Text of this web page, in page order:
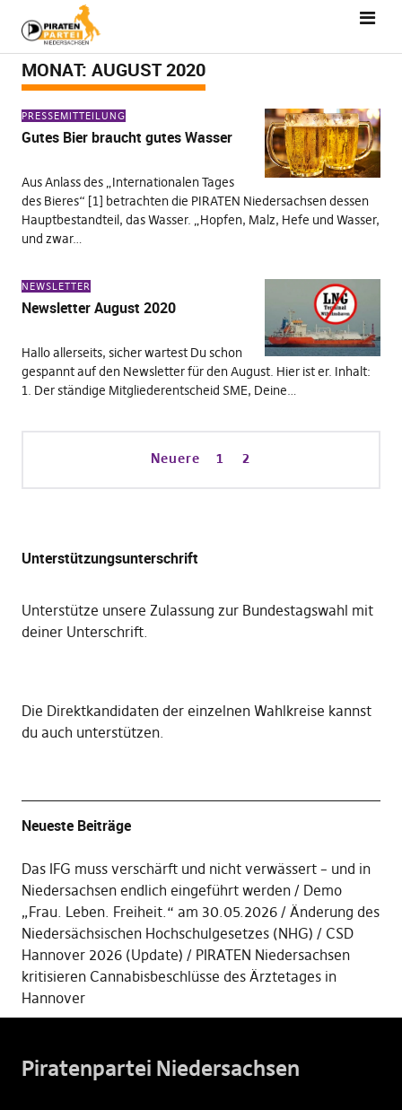
MONAT: AUGUST 2020
PRESSEMITTEILUNG
Gutes Bier braucht gutes Wasser
Aus Anlass des „Internationalen Tages
des Bieres“ [1] betrachten die PIRATEN Niedersachsen dessen
Hauptbestandteil, das Wasser. „Hopfen, Malz, Hefe und Wasser,
und zwar…
NEWSLETTER
Newsletter August 2020
Hallo allerseits, sicher wartest Du schon
gespannt auf den Newsletter für den August. Hier ist er. Inhalt:
1. Der ständige Mitgliederentscheid SME, Deine…
Neuere 1 2
Unterstützungsunterschrift
Unterstütze unsere Zulassung zur Bundestagswahl mit
deiner Unterschrift.
Die Direktkandidaten der einzelnen Wahlkreise kannst
du auch unterstützen.
Neueste Beiträge
Das IFG muss verschärft und nicht verwässert – und in
Niedersachsen endlich eingeführt werden
Demo
„Frau. Leben. Freiheit.“ am 30.05.2026
Änderung des
Niedersächsischen Hochschulgesetzes (NHG)
CSD
Hannover 2026 (Update)
PIRATEN Niedersachsen
kritisieren Cannabisbeschlüsse des Ärztetages in
Hannover
Piratenpartei Niedersachsen